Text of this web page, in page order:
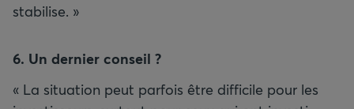
stabilise. »
6. Un dernier conseil ?
« La situation peut parfois être difficile pour les